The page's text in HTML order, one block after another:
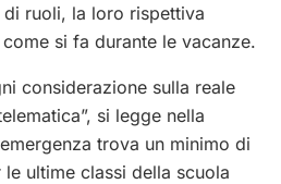
ruoli, la loro rispettiva
si fa durante le vacanze.
considerazione sulla reale
si legge nella
trova un minimo di
ultime classi della scuola